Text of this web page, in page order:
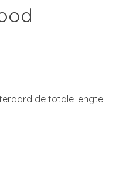
de totale lengte